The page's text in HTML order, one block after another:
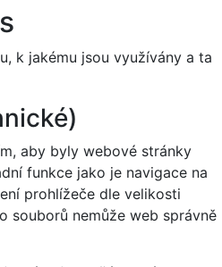
k jakému jsou využívány a ta
aby byly webové stránky
funkce jako je navigace na
prohlížeče dle velikosti
souborů nemůže web správně